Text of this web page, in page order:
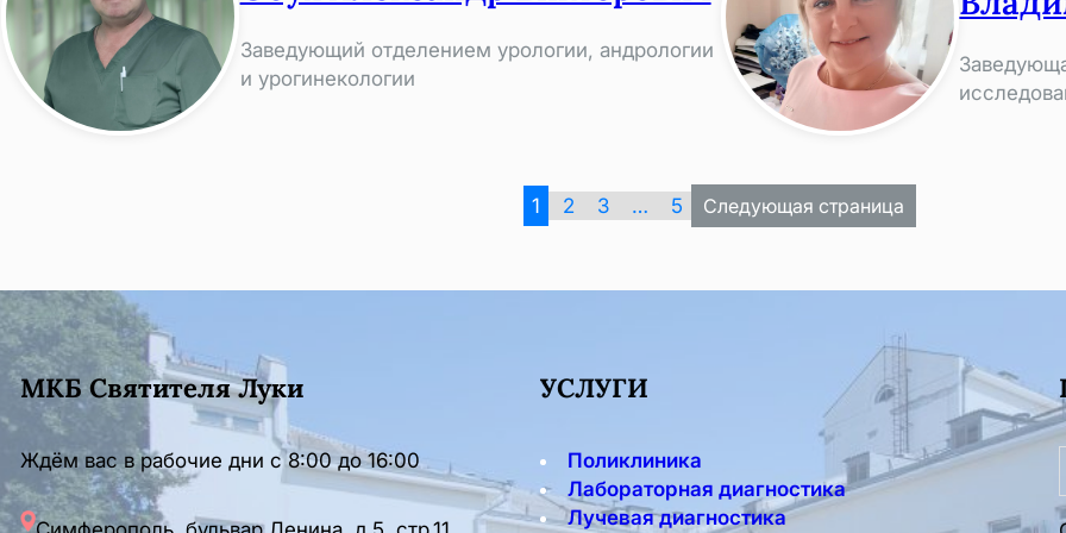
Заведующий отделением урологии, андрологии
и урогинекологии
1 2 3 … 5 Следующая страница
МКБ Святителя Луки
Ждём вас в рабочие дни с 8:00 до 16:00
УСЛУГИ
Поликлиника
Лабораторная диагностика
Лучевая диагностика